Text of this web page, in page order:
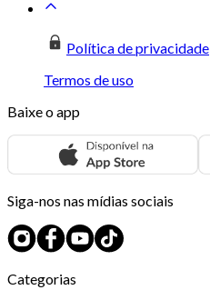
Política de privacidade
Termos de uso
Baixe o app
Siga-nos nas mídias sociais
Categorias